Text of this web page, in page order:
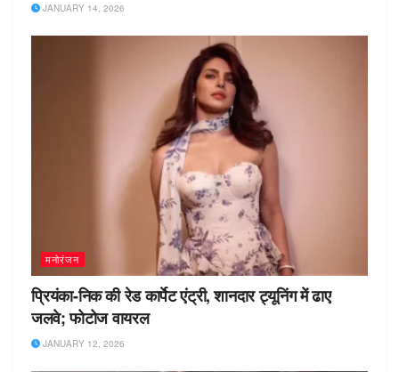
JANUARY 14, 2026
मनोरंजन
प्रियंका-निक की रेड कार्पेट एंट्री, शानदार ट्यूनिंग में ढाए
जलवे; फोटोज वायरल
JANUARY 12, 2026